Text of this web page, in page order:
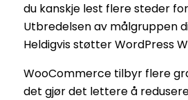
du kanskje lest flere steder
Utbredelsen av målgruppen
Heldigvis støtter WordPress
WooCommerce tilbyr flere
det gjør det lettere å